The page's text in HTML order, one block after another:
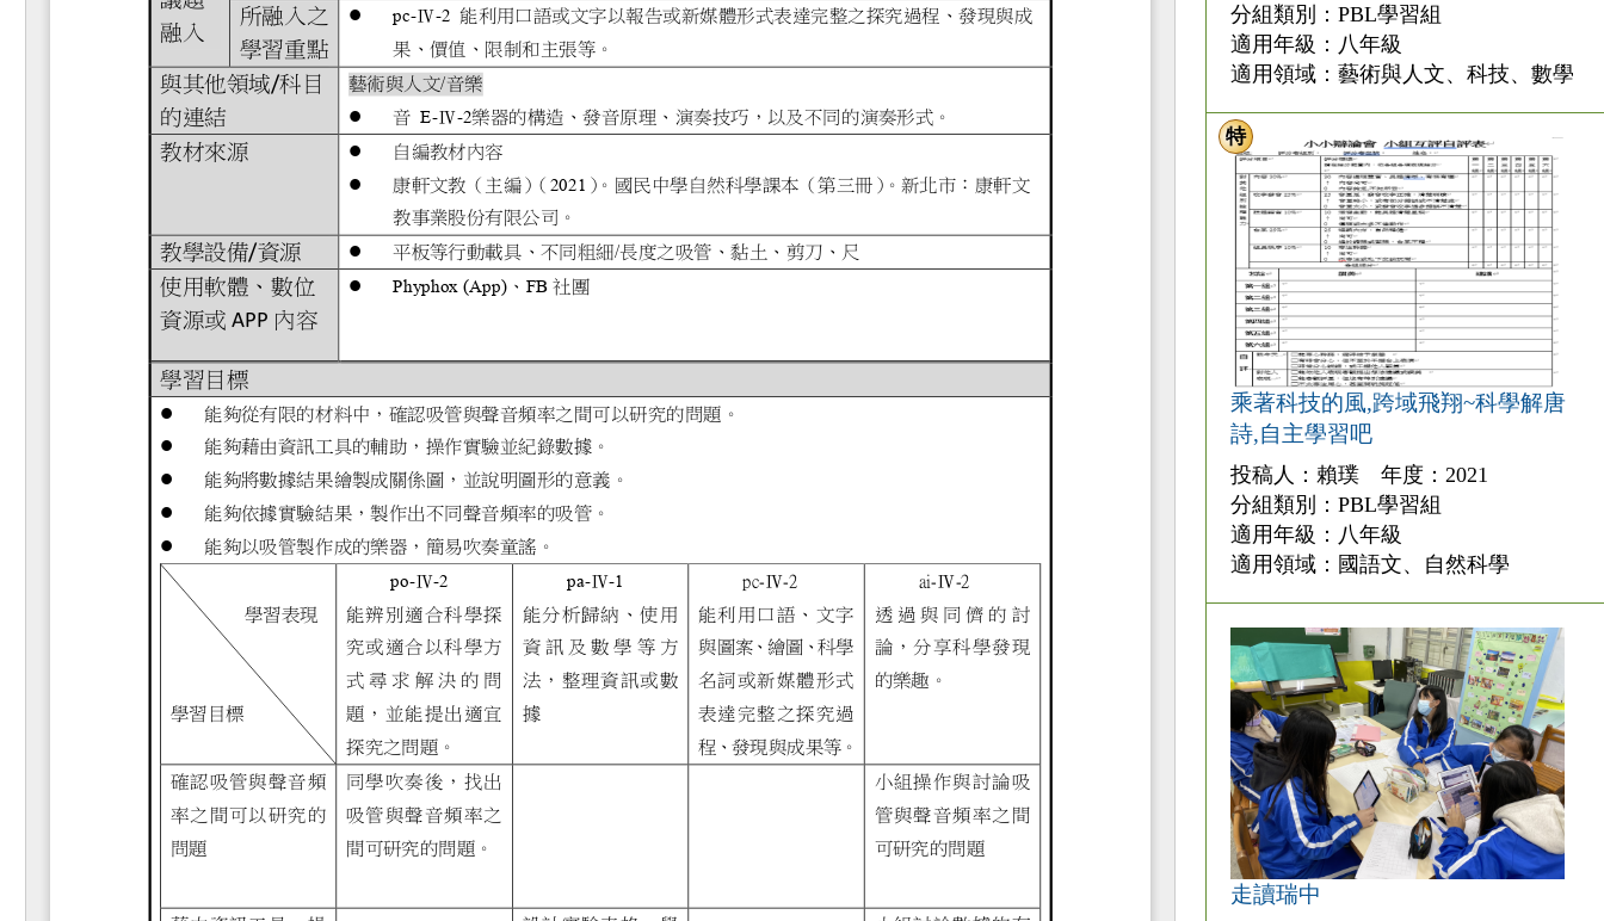
分組類別：PBL學習組
適用年級：八年級
適用領域：藝術與人文、科技、數學
乘著科技的風,跨域飛翔~科學解唐
詩,自主學習吧
特
投稿人：賴璞 年度：2021
分組類別：PBL學習組
適用年級：八年級
適用領域：國語文、自然科學
走讀瑞中